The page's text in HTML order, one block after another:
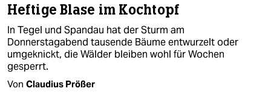
Heftige Blase im Kochtopf
In Tegel und Spandau hat der Sturm am
Donnerstagabend tausende Bäume entwurzelt oder
umgeknickt, die Wälder bleiben wohl für Wochen
gesperrt.
Von Claudius Prößer